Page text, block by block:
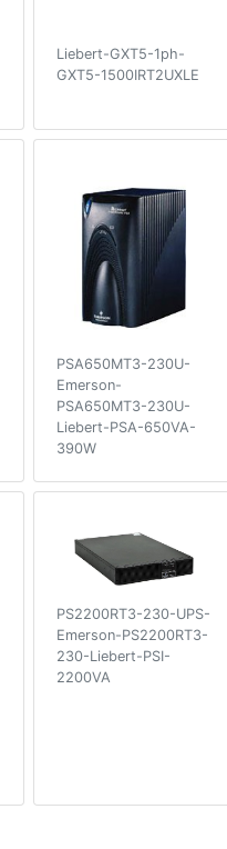
Liebert-GXT5-1ph-
GXT5-1500IRT2UXLE
PSA650MT3-230U-
Emerson-
PSA650MT3-230U-
Liebert-PSA-650VA-
390W
PS2200RT3-230-UPS-
Emerson-PS2200RT3-
230-Liebert-PSI-
2200VA